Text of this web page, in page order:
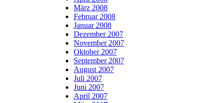
März 2008
Februar 2008
Januar 2008
Dezember 2007
November 2007
Oktober 2007
September 2007
August 2007
Juli 2007
Juni 2007
April 2007